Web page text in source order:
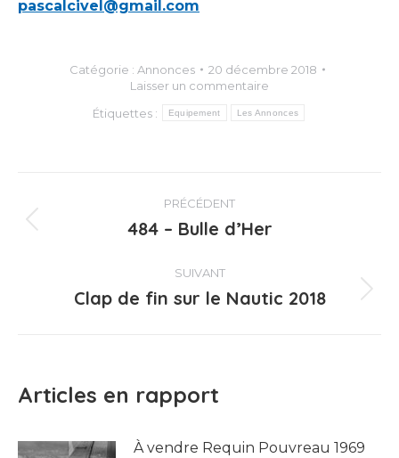
pascalcivel@gmail.com
Catégorie : Annonces
20 décembre 2018
Laisser un commentaire
Étiquettes :
Equipement Les Annonces
Navigation
article
PRÉCÉDENT
Article
:
484 – Bulle d’Her
SUIVANT
Article
Clap de fin sur le Nautic 2018
Articles en rapport
À vendre Requin Pouvreau 1969